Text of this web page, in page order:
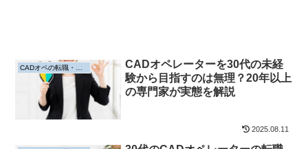
CADオペレーターを30代の未経
験から目指すのは無理？20年以上
の専門家が実態を解説
2025.08.11